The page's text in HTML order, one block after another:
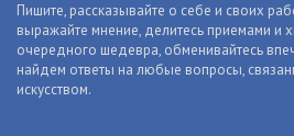
Пишите, рассказывайте о себе и своих
выражайте мнение, делитесь приемами и
очередного шедевра, обменивайтесь
найдем ответы на любые вопросы,
искусством.